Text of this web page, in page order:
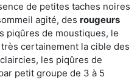
de petites taches noires
agité, des rougeurs
piqûres de moustiques, le
certainement la cible des
les piqûres de
petit groupe de 3 à 5